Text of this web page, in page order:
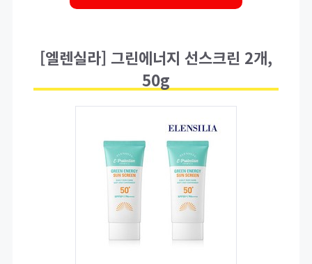
[엘렌실라] 그린에너지 선스크린 2개,
50g